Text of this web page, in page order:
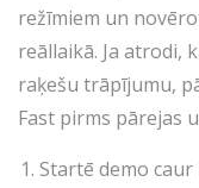
režīmiem un
reāllaikā. Ja atrodi,
raķešu trāpījumu,
Fast pirms pārejas
Startē demo